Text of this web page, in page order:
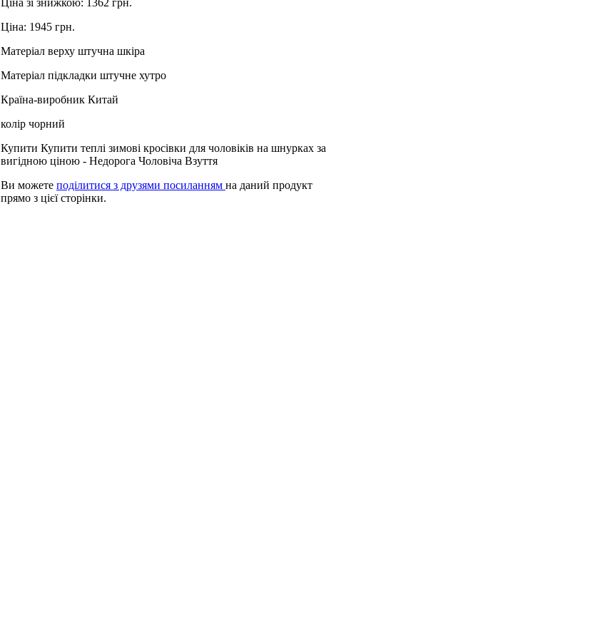
Ціна: 1945 грн.
Матеріал верху штучна шкіра
Матеріал підкладки штучне хутро
Країна-виробник Китай
колір чорний
Купити Купити теплі зимові кросівки для чоловіків на шнурках за
вигідною ціною - Недорога Чоловіча Взуття
Ви можете поділитися з друзями посиланням на даний продукт
прямо з цієї сторінки.